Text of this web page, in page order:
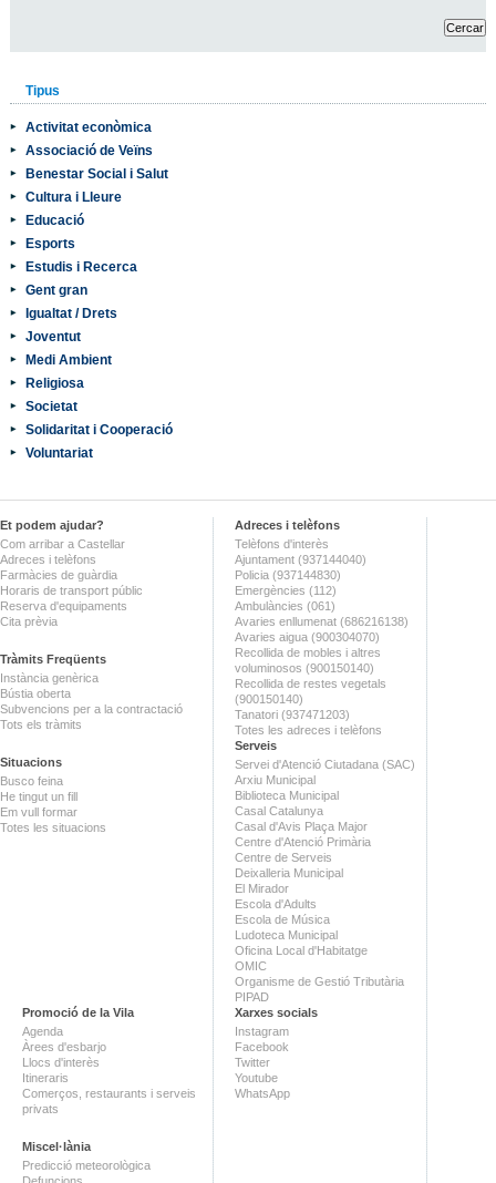
Tipus
Activitat econòmica
Associació de Veïns
Benestar Social i Salut
Cultura i Lleure
Educació
Esports
Estudis i Recerca
Gent gran
Igualtat / Drets
Joventut
Medi Ambient
Religiosa
Societat
Solidaritat i Cooperació
Voluntariat
Et podem ajudar?
Com arribar a Castellar
Adreces i telèfons
Farmàcies de guàrdia
Horaris de transport públic
Reserva d'equipaments
Cita prèvia
Tràmits Freqüents
Instància genèrica
Bústia oberta
Subvencions per a la contractació
Tots els tràmits
Situacions
Busco feina
He tingut un fill
Em vull formar
Totes les situacions
Adreces i telèfons
Telèfons d'interès
Ajuntament (937144040)
Policia (937144830)
Emergències (112)
Ambulàncies (061)
Avaries enllumenat (686216138)
Avaries aigua (900304070)
Recollida de mobles i altres
voluminosos (900150140)
Recollida de restes vegetals
(900150140)
Tanatori (937471203)
Totes les adreces i telèfons
Serveis
Servei d'Atenció Ciutadana (SAC)
Arxiu Municipal
Biblioteca Municipal
Casal Catalunya
Casal d'Avis Plaça Major
Centre d'Atenció Primària
Centre de Serveis
Deixalleria Municipal
El Mirador
Escola d'Adults
Escola de Música
Ludoteca Municipal
Oficina Local d'Habitatge
OMIC
Organisme de Gestió Tributària
PIPAD
Promoció de la Vila
Agenda
Àrees d'esbarjo
Llocs d'interès
Itineraris
Comerços, restaurants i serveis
privats
Miscel·lània
Predicció meteorològica
Xarxes socials
Instagram
Facebook
Twitter
Youtube
WhatsApp